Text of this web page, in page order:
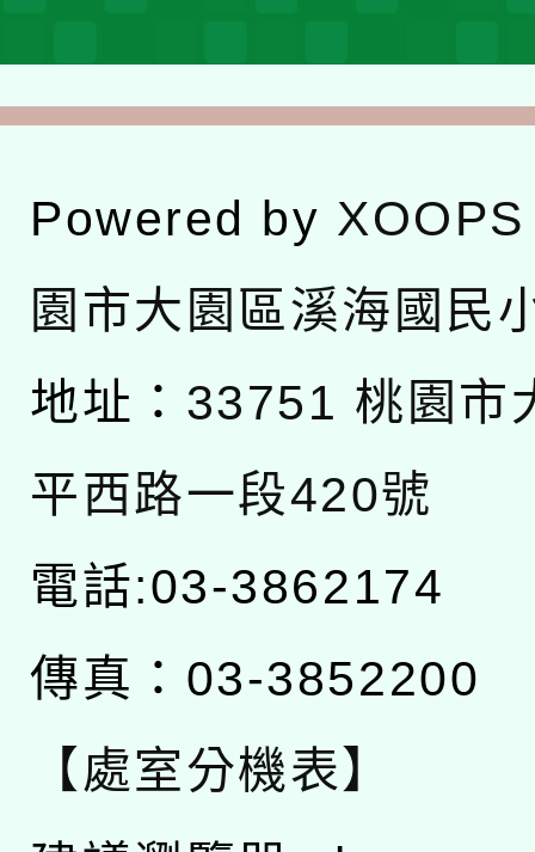
Powered by XOOPS
園市大園區溪海國民
地址： 33751 桃園市
平西路一段420號
電話:03-3862174
傳真：03-3852200
【處室分機表】